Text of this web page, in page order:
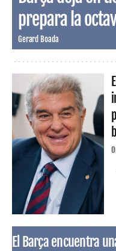
prepara la
Gerard Boada
El Barça encuentra